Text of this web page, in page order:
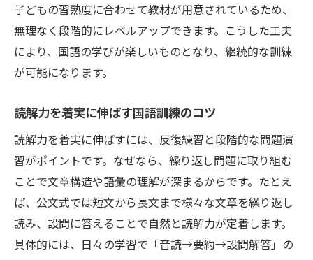
子どもの習熟度に合わせて教材が用意されているため、
無理なく段階的にレベルアップできます。こうした工夫
により、国語の学びが楽しいものとなり、継続的な訓練
が可能になります。
読解力を着実に伸ばす国語訓練のコツ
読解力を着実に伸ばすには、反復練習と段階的な問題演
習がポイントです。なぜなら、繰り返し問題に取り組む
ことで文章構造や語彙の理解が深まるからです。たとえ
ば、公文式では短文から長文まで様々な文章を繰り返し
読み、設問に答えることで自然と読解力が定着します。
具体的には、日々の学習で「音読→要約→設問解答」の